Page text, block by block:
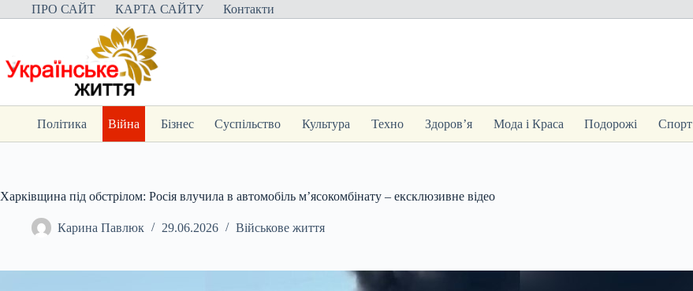
Перейти
до
ПРО САЙТ КАРТА САЙТУ Контакти
Політика Війна Бізнес Суспільство Культура Техно Здоров’я Мода і Краса Подорожі Спорт
Харківщина під обстрілом: Росія влучила в автомобіль м’ясокомбінату – ексклюзивне відео
Карина Павлюк 29.06.2026 Військове життя